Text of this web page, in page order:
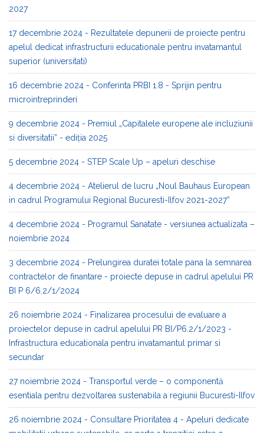
2027
17 decembrie 2024 - Rezultatele depunerii de proiecte pentru
apelul dedicat infrastructurii educationale pentru invatamantul
superior (universitati)
16 decembrie 2024 - Conferinta PRBI 1.8 - Sprijin pentru
microintreprinderi
9 decembrie 2024 - Premiul „Capitalele europene ale incluziunii
si diversitatii” - ediția 2025
5 decembrie 2024 - STEP Scale Up – apeluri deschise
4 decembrie 2024 - Atelierul de lucru „Noul Bauhaus European
in cadrul Programului Regional Bucuresti-Ilfov 2021-2027”
4 decembrie 2024 - Programul Sanatate - versiunea actualizata –
noiembrie 2024
3 decembrie 2024 - Prelungirea duratei totale pana la semnarea
contractelor de finantare - proiecte depuse in cadrul apelului PR
BI P 6/6.2/1/2024
26 noiembrie 2024 - Finalizarea procesului de evaluare a
proiectelor depuse in cadrul apelului PR BI/P6.2/1/2023 -
Infrastructura educationala pentru invatamantul primar si
secundar
27 noiembrie 2024 - Transportul verde – o componentă
esentiala pentru dezvoltarea sustenabila a regiunii Bucuresti-Ilfov
26 noiembrie 2024 - Consultare Prioritatea 4 - Apeluri dedicate